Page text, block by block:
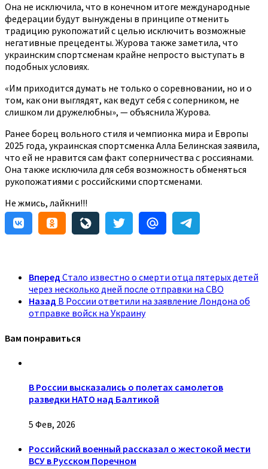
Она не исключила, что в конечном итоге международные
федерации будут вынуждены в принципе отменить
традицию рукопожатий с целью исключить возможные
негативные прецеденты. Журова также заметила, что
украинским спортсменам крайне непросто выступать в
подобных условиях.
«Им приходится думать не только о соревновании, но и о
том, как они выглядят, как ведут себя с соперником, не
слишком ли дружелюбны», — объяснила Журова.
Ранее борец вольного стиля и чемпионка мира и Европы
2025 года, украинская спортсменка Алла Белинская заявила,
что ей не нравится сам факт соперничества с россиянами.
Она также исключила для себя возможность обменяться
рукопожатиями с российскими спортсменами.
Не жмись, лайкни!!!
Вперед Стало известно о смерти отца пятерых детей
через несколько дней после отправки на СВО
Назад В России ответили на заявление Лондона об
отправке войск на Украину
Вам понравиться
В России высказались о полетах самолетов
разведки НАТО над Балтикой
5 Фев, 2026
Российский военный рассказал о жестокой мести
ВСУ в Русском Поречном